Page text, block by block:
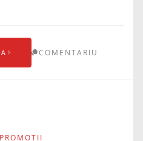
COMENTARIU
PROMOȚII